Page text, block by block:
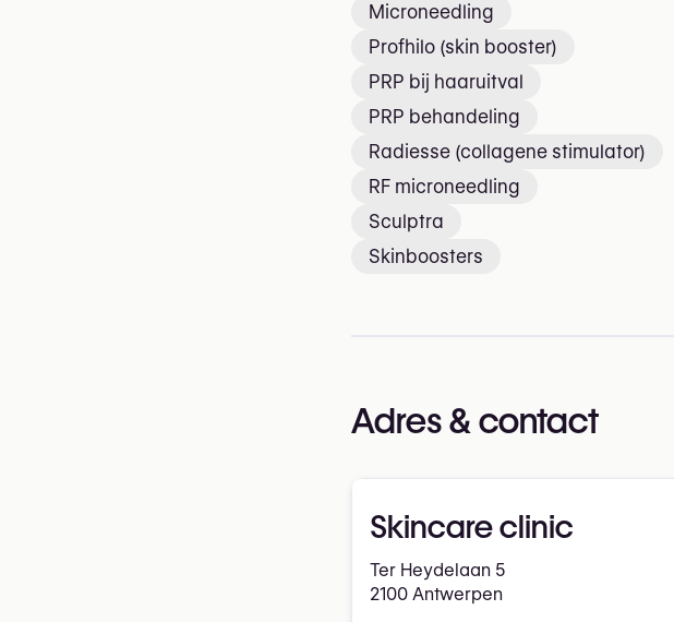
Microneedling
Profhilo (skin booster)
PRP bij haaruitval
PRP behandeling
Radiesse (collagene stimulator)
RF microneedling
Sculptra
Skinboosters
Adres & contact
Skincare clinic
Ter Heydelaan 5
2100 Antwerpen